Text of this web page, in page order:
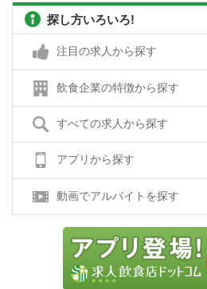
探し方いろいろ!
注目の求人から探す
飲食企業の特徴から探す
すべての求人から探す
アプリから探す
動画でアルバイトを探す